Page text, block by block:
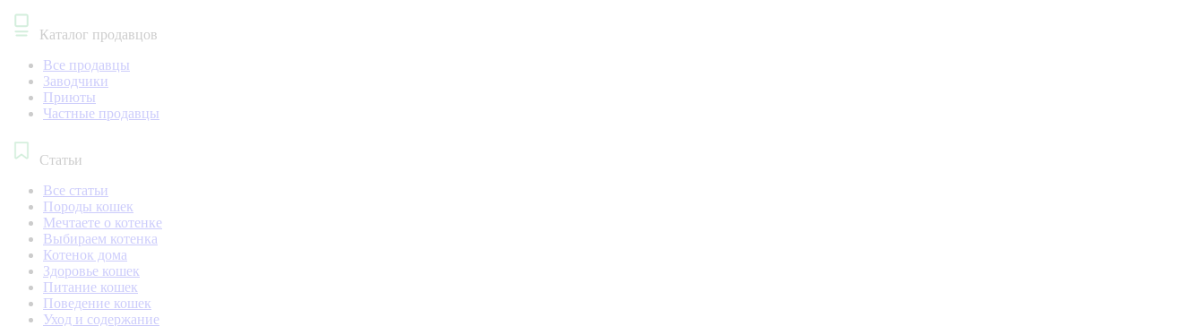
Каталог продавцов
Все продавцы
Заводчики
Приюты
Частные продавцы
Статьи
Все статьи
Породы кошек
Мечтаете о котенке
Выбираем котенка
Котенок дома
Здоровье кошек
Питание кошек
Поведение кошек
Уход и содержание